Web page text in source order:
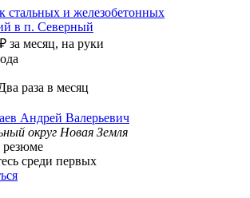
стальных и железобетонных
в п. Северный
₽ за месяц, на руки
раза в месяц
Андрей Валерьевич
округ Новая Земля
среди первых